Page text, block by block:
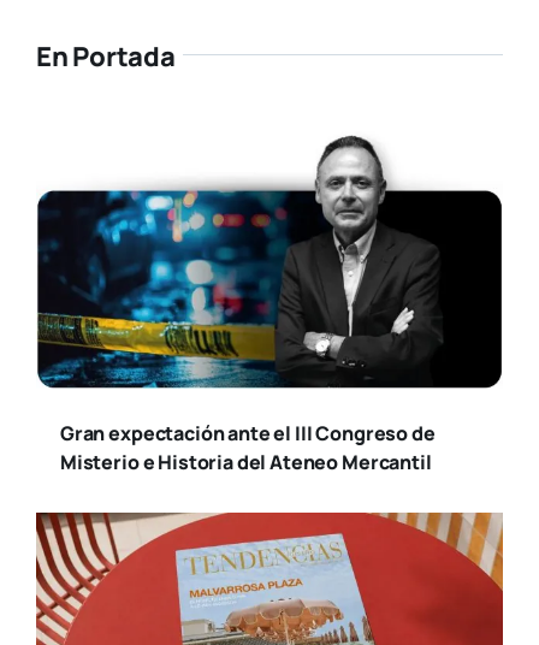
En Portada
Gran expectación ante el III Congreso de
Misterio e Historia del Ateneo Mercantil